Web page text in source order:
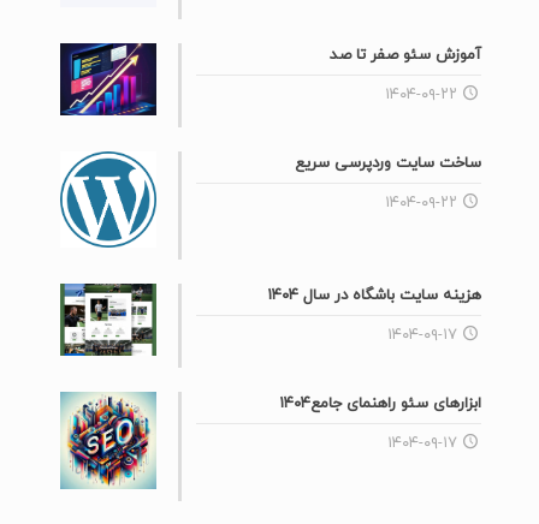
آموزش سئو صفر تا صد
۱۴۰۴-۰۹-۲۲
ساخت سایت وردپرسی سریع
۱۴۰۴-۰۹-۲۲
هزینه سایت باشگاه در سال ۱۴۰۴
۱۴۰۴-۰۹-۱۷
ابزارهای سئو راهنمای جامع۱۴۰۴
۱۴۰۴-۰۹-۱۷